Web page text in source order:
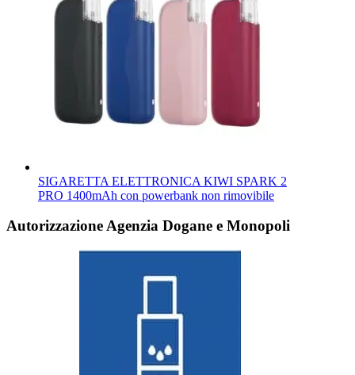
SIGARETTA ELETTRONICA KIWI SPARK 2
PRO 1400mAh con powerbank non rimovibile
Autorizzazione Agenzia Dogane e Monopoli